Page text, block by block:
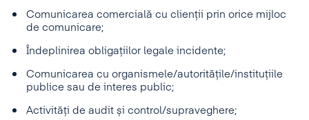
Comunicarea comercială cu clienții prin orice mijloc
de comunicare;
Îndeplinirea obligațiilor legale incidente;
Comunicarea cu organismele/autoritățile/instituțiile
publice sau de interes public;
Activități de audit și control/supraveghere;